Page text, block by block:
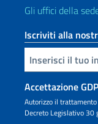
Gli uffici della
Iscriviti alla
Inserisci la tua email
Accettazione
Autorizzo il
Decreto Legislativo